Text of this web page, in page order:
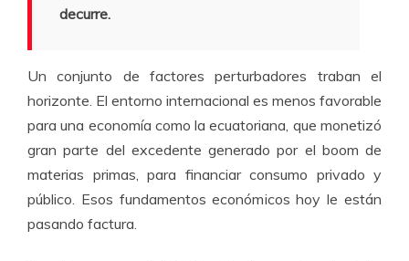
decurre.
Un conjunto de factores perturbadores traban el
horizonte. El entorno internacional es menos favorable
para una economía como la ecuatoriana, que monetizó
gran parte del excedente generado por el boom de
materias primas, para financiar consumo privado y
público. Esos fundamentos económicos hoy le están
pasando factura.